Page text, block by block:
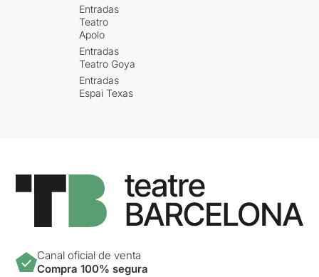
Entradas
Teatro
Apolo
Entradas
Teatro Goya
Entradas
Espai Texas
Canal oficial de venta
Compra 100% segura